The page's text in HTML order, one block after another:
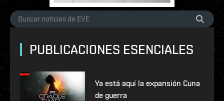
PUBLICACIONES ESENCIALES
Ya está aquí la expansión Cuna
de guerra